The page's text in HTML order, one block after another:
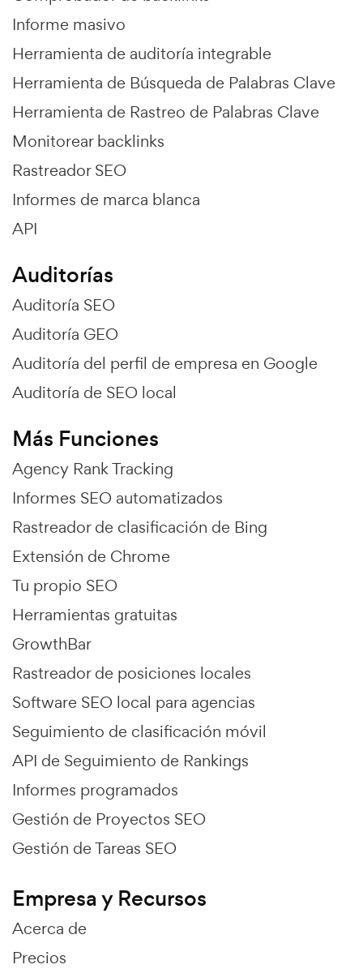
Informe masivo
Herramienta de auditoría integrable
Herramienta de Búsqueda de Palabras Clave
Herramienta de Rastreo de Palabras Clave
Monitorear backlinks
Rastreador SEO
Informes de marca blanca
API
Auditorías
Auditoría SEO
Auditoría GEO
Auditoría del perfil de empresa en Google
Auditoría de SEO local
Más Funciones
Agency Rank Tracking
Informes SEO automatizados
Rastreador de clasificación de Bing
Extensión de Chrome
Tu propio SEO
Herramientas gratuitas
GrowthBar
Rastreador de posiciones locales
Software SEO local para agencias
Seguimiento de clasificación móvil
API de Seguimiento de Rankings
Informes programados
Gestión de Proyectos SEO
Gestión de Tareas SEO
Empresa y Recursos
Acerca de
Precios